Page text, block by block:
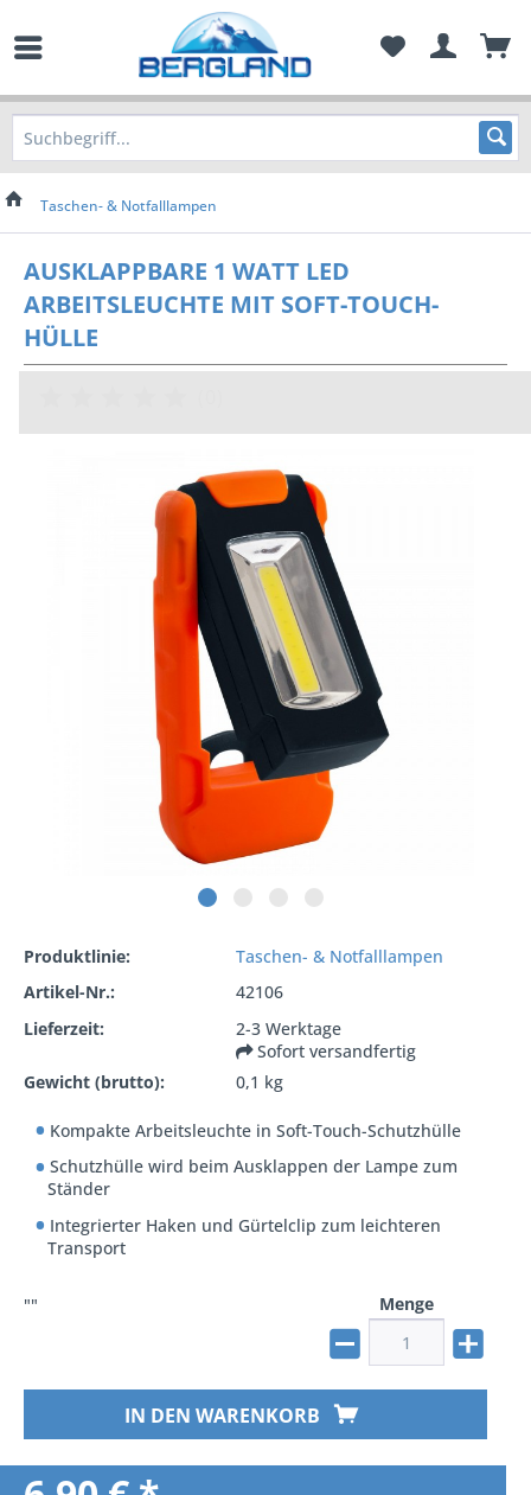
Taschen- & Notfalllampen
AUSKLAPPBARE 1 WATT LED
ARBEITSLEUCHTE MIT SOFT-TOUCH-
HÜLLE
Produktlinie:
Taschen- & Notfalllampen
Artikel-Nr.:
42106
Lieferzeit:
2-3 Werktage
Sofort versandfertig
Gewicht (brutto):
0,1 kg
Kompakte Arbeitsleuchte in Soft-Touch-Schutzhülle
Schutzhülle wird beim Ausklappen der Lampe zum
Ständer
Integrierter Haken und Gürtelclip zum leichteren
Transport
Menge
IN DEN WARENKORB
""